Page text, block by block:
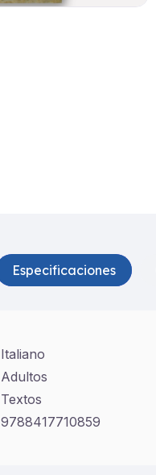
Especificaciones
Italiano
Adultos
Textos
9788417710859